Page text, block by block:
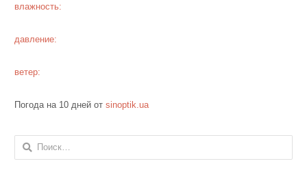
влажность:
давление:
ветер:
Погода на 10 дней от sinoptik.ua
Найти: